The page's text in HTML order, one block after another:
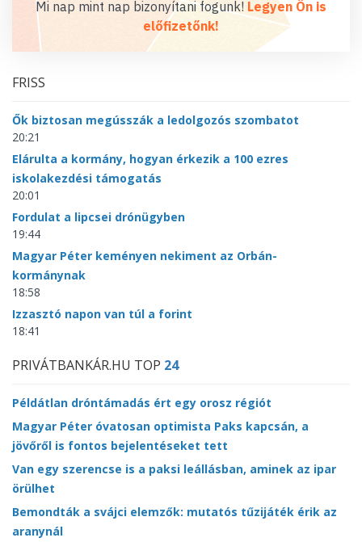
Mi nap mint nap bizonyítani fogunk! Legyen Ön is
előfizetőnk!
FRISS
Ők biztosan megússzák a ledolgozós szombatot
20:21
Elárulta a kormány, hogyan érkezik a 100 ezres
iskolakezdési támogatás
20:01
Fordulat a lipcsei drónügyben
19:44
Magyar Péter keményen nekiment az Orbán-
kormánynak
18:58
Izzasztó napon van túl a forint
18:41
PRIVÁTBANKÁR.HU TOP 24
Példátlan dróntámadás ért egy orosz régiót
Magyar Péter óvatosan optimista Paks kapcsán, a
jövőről is fontos bejelentéseket tett
Van egy szerencse is a paksi leállásban, aminek az ipar
örülhet
Bemondták a svájci elemzők: mutatós tűzijáték érik az
aranynál